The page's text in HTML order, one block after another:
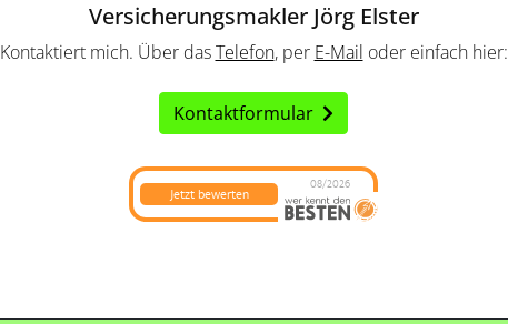
Versicherungsmakler Jörg Elster
Kontaktiert mich. Über dasTelefon, per E-Mail oder einfach hier:
Kontaktformular
08/2026
Jetzt bewerten